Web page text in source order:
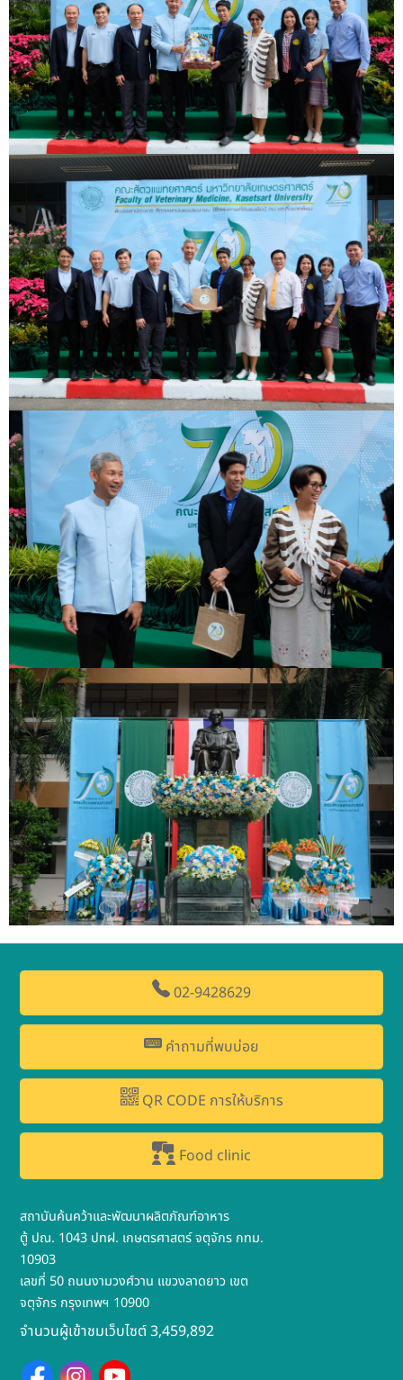
02-9428629
คำถามที่พบบ่อย
QR CODE การให้บริการ
Food clinic
สถาบันค้นคว้าและพัฒนาผลิตภัณฑ์อาหาร
ตู้ ปณ. 1043 ปทฝ. เกษตรศาสตร์ จตุจักร กทม.
10903
เลขที่ 50 ถนนงามวงศ์วาน แขวงลาดยาว เขต
จตุจักร กรุงเทพฯ 10900
จำนวนผู้เข้าชมเว็บไซต์ 3,459,892